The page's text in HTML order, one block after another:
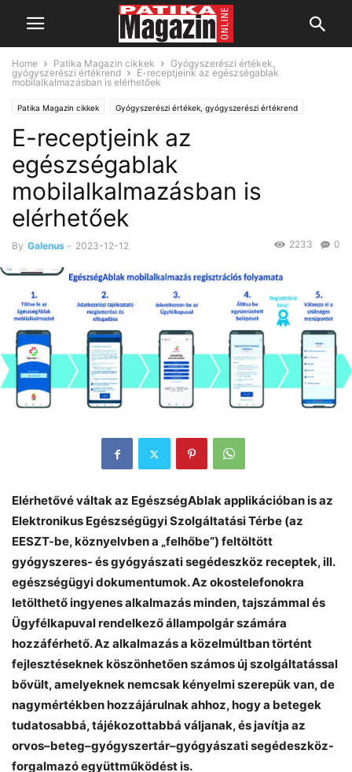
Home Patika Magazin cikkek
Gyógyszerészi értékek,
gyógyszerészi értékrend
E-receptjeink az egészségablak
mobilalkalmazásban is elérhetőek
Patika Magazin cikkek Gyógyszerészi értékek, gyógyszerészi értékrend
Kultúra, tudomány Hírek
E-receptjeink az
egészségablak
mobilalkalmazásban is
elérhetőek
By Galenus - 2023-12-12 0
2233
Elérhetővé váltak az EgészségAblak applikációban is az
Elektronikus Egészségügyi Szolgáltatási Térbe (az
EESZT-be, köznyelvben a „felhőbe”) feltöltött
gyógyszeres- és gyógyászati segédeszköz receptek, ill.
egészségügyi dokumentumok. Az okostelefonokra
letölthető ingyenes alkalmazás minden, tajszámmal és
Ügyfélkapuval rendelkező állampolgár számára
hozzáférhető. Az alkalmazás a közelmúltban történt
fejlesztéseknek köszönhetően számos új szolgáltatással
bővült, amelyeknek nemcsak kényelmi szerepük van, de
nagymértékben hozzájárulnak ahhoz, hogy a betegek
tudatosabbá, tájékozottabbá váljanak, és javítja az
orvos–beteg–gyógyszertár–gyógyászati segédeszköz-
forgalmazó együttműködést is.